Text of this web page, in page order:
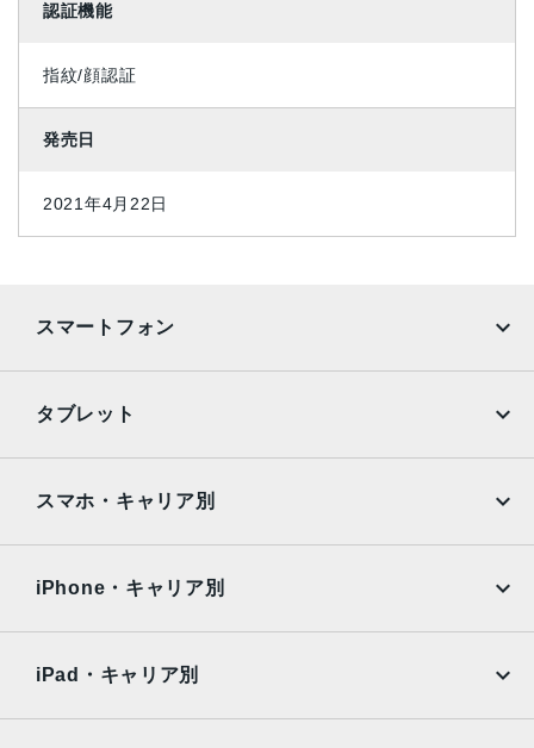
認証機能
指紋/顔認証
発売日
2021年4月22日
スマートフォン
AQUOS
OPPO Android
タブレット
Surface
Xiaomi Tablet
スマホ・キャリア別
Ymobile
UQmobile
iPhone・キャリア別
iPad・キャリア別